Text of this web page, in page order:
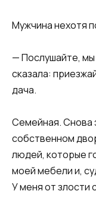
Мужчина нехотя
— Послушайте,
сказала:
дача.
Семейная. Снова
собственном
людей, которые
моей мебели и,
У меня от злости